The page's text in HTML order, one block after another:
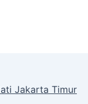
Jakarta Timur